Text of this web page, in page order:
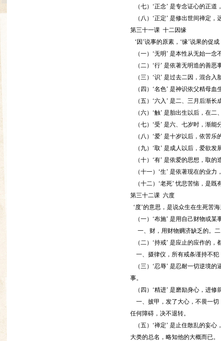
（七）‘正念’ 是专念证心的正道
（八）‘正定’ 是修出世间禅定，
第三十一课 十二因缘
‘因’说事的原素，‘缘’说果的促
（一）‘无明’ 是本性从无始一念
（二）‘行’ 是依著无明造的善恶
（三）‘识’ 是过去二因，混合入
（四）‘名色’ 是神识依父精母血
（五）‘六入’ 是二、三月后渐长
（六）‘触’ 是胎出生以后，在二
（七）‘受’ 是六、七岁时，渐能
（八）‘爱’ 是十岁以后，依苦
（九）‘取’ 是成人以后，爱欲发
（十）‘有’ 是依爱的思想，取的
（十一）‘生’ 是依著现在的业力
（十二）‘老死’ 忧悲苦恼，是既
第三十二课 六度
‘度’的意思，是说众生在生死苦
（一）‘布施’ 是用自己财物或某
一、财，用财物赒济缺乏的。
（二）‘持戒’ 是应止的应作的
一、摄律仪，所有戒条谨持不犯
（三）‘忍辱’ 是忍耐一切逆境
事。
（四）‘精进’ 是磨励身心，进修
一、披甲，发了大心，不畏一切
任何障碍，决不退转。
（五）‘禅定’ 是止住散乱的妄
大类的总名，略知他的大概而已。